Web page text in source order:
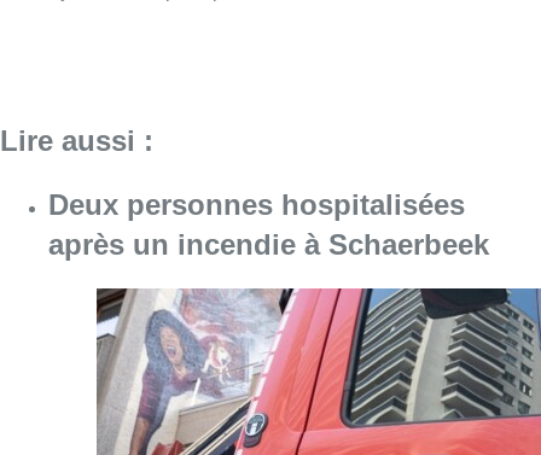
09 août 2026Consulter l'article "Deux personnes
Un nouveau club de MMA ouvre